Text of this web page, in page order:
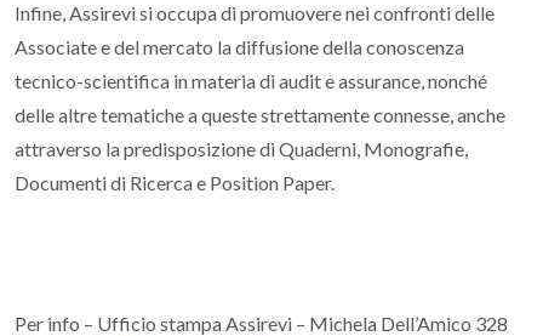
Infine, Assirevi si occupa di promuovere nei confronti delle
Associate e del mercato la diffusione della conoscenza
tecnico-scientifica in materia diauditeassurance, nonché
delle altre tematiche a queste strettamente connesse, anche
attraverso la predisposizione di Quaderni, Monografie,
Documenti di Ricerca e Position Paper.
Per info – Ufficio stampa Assirevi – Michela Dell’Amico 328